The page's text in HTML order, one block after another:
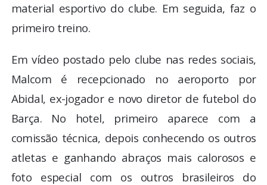
material esportivo do clube. Em seguida, faz o
primeiro treino.
Em vídeo postado pelo clube nas redes sociais,
Malcom é recepcionado no aeroporto por
Abidal, ex-jogador e novo diretor de futebol do
Barça. No hotel, primeiro aparece com a
comissão técnica, depois conhecendo os outros
atletas e ganhando abraços mais calorosos e
foto especial com os outros brasileiros do